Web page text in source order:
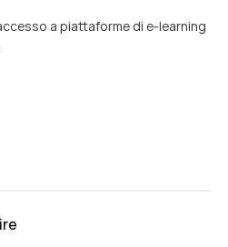
a piattaforme di e-learning